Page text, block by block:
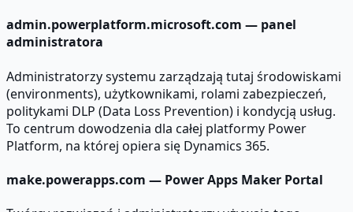
admin.powerplatform.microsoft.com — panel
administratora
Administratorzy systemu zarządzają tutaj środowiskami
(environments), użytkownikami, rolami zabezpieczeń,
politykami DLP (Data Loss Prevention) i kondycją usług.
To centrum dowodzenia dla całej platformy Power
Platform, na której opiera się Dynamics 365.
make.powerapps.com — Power Apps Maker Portal